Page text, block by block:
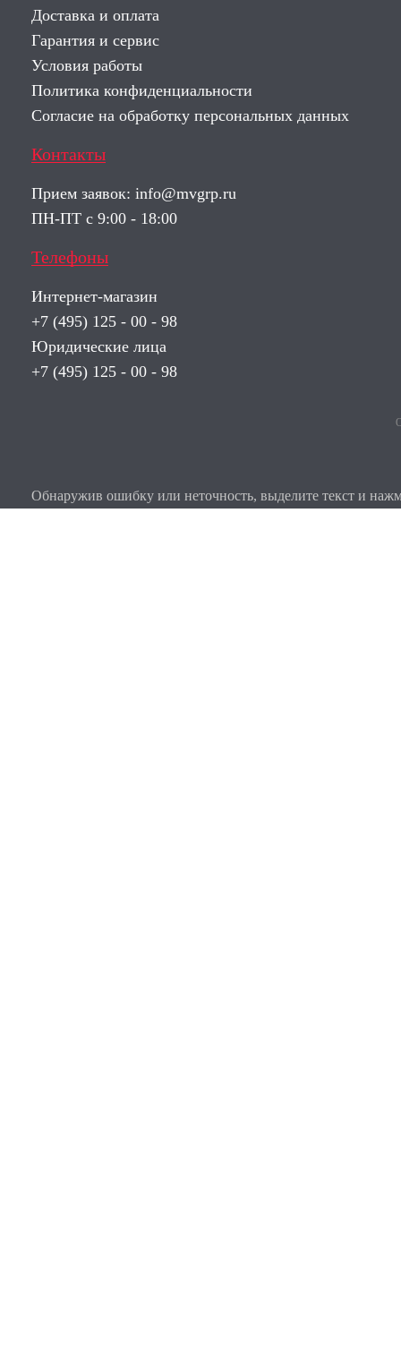
Доставка и оплата
Гарантия и сервис
Условия работы
Политика конфиденциальности
Согласие на обработку персональных данных
Контакты
Прием заявок: info@mvgrp.ru
ПН-ПТ с 9:00 - 18:00
Телефоны
Интернет-магазин
+7 (495) 125 - 00 - 98
Юридические лица
+7 (495) 125 - 00 - 98
Обнаружив ошибку или неточность, выделите текст и